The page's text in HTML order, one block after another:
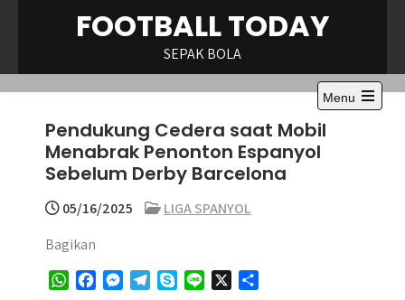
FOOTBALL TODAY
SEPAK BOLA
Menu
Open
Pendukung Cedera saat Mobil
Menabrak Penonton Espanyol
Sebelum Derby Barcelona
05/16/2025
LIGA SPANYOL
Bagikan
W